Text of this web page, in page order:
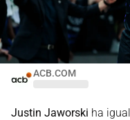
ACB.COM
Justin Jaworski ha